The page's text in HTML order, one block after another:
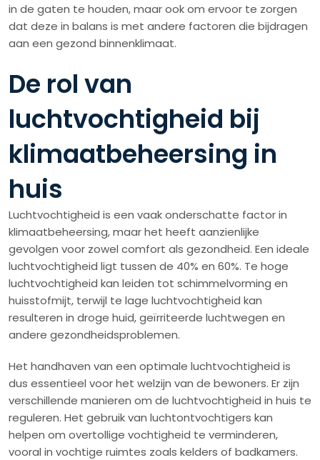
in de gaten te houden, maar ook om ervoor te zorgen
dat deze in balans is met andere factoren die bijdragen
aan een gezond binnenklimaat.
De rol van
luchtvochtigheid bij
klimaatbeheersing in
huis
Luchtvochtigheid is een vaak onderschatte factor in
klimaatbeheersing, maar het heeft aanzienlijke
gevolgen voor zowel comfort als gezondheid. Een ideale
luchtvochtigheid ligt tussen de 40% en 60%. Te hoge
luchtvochtigheid kan leiden tot schimmelvorming en
huisstofmijt, terwijl te lage luchtvochtigheid kan
resulteren in droge huid, geïrriteerde luchtwegen en
andere gezondheidsproblemen.
Het handhaven van een optimale luchtvochtigheid is
dus essentieel voor het welzijn van de bewoners. Er zijn
verschillende manieren om de luchtvochtigheid in huis te
reguleren. Het gebruik van luchtontvochtigers kan
helpen om overtollige vochtigheid te verminderen,
vooral in vochtige ruimtes zoals kelders of badkamers.